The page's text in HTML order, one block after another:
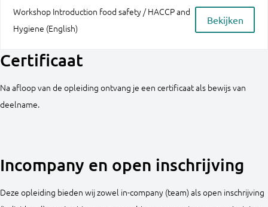
Workshop Introduction food safety / HACCP and
Hygiene (English)
Bekijken
Certificaat
Na afloop van de opleiding ontvang je een certificaat als bewijs van
deelname.
Incompany en open inschrijving
Deze opleiding bieden wij zowel in-company (team) als open inschrijving